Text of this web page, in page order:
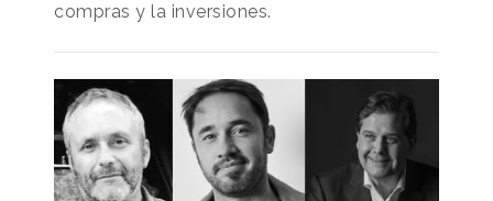
compras y la inversiones.